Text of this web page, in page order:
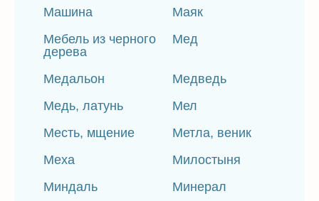
Машина
Маяк
Мебель из черного
дерева
Мед
Медальон
Медведь
Медь, латунь
Мел
Месть, мщение
Метла, веник
Меха
Милостыня
Миндаль
Минерал